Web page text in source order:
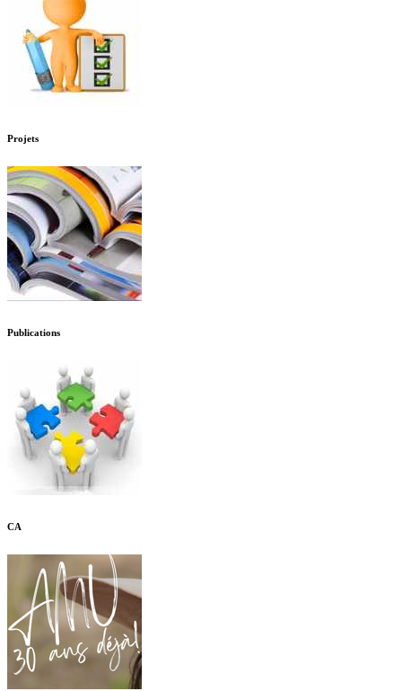
Projets
Publications
CA